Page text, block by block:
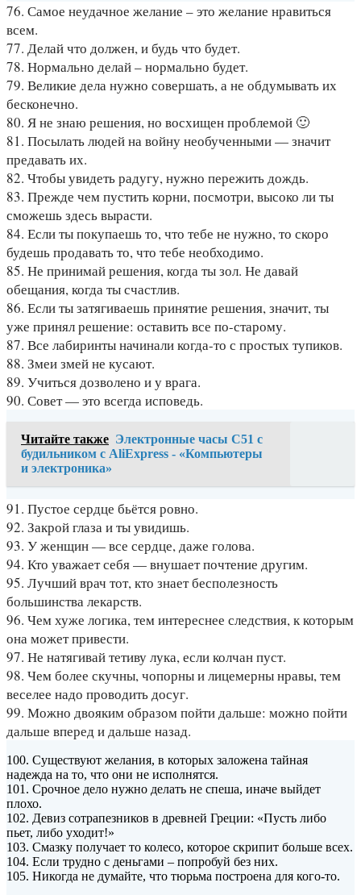
76. Самое неудачное желание – это желание нравиться
всем.
77. Делай что должен, и будь что будет.
78. Нормально делай – нормально будет.
79. Великие дела нужно совершать, а не обдумывать их
бесконечно.
80. Я не знаю решения, но восхищен проблемой 🙂
81. Посылать людей на войну необученными — значит
предавать их.
82. Чтобы увидеть радугу, нужно пережить дождь.
83. Прежде чем пустить корни, посмотри, высоко ли ты
сможешь здесь вырасти.
84. Если ты покупаешь то, что тебе не нужно, то скоро
будешь продавать то, что тебе необходимо.
85. Не принимай решения, когда ты зол. Не давай
обещания, когда ты счастлив.
86. Если ты затягиваешь принятие решения, значит, ты
уже принял решение: оставить все по-старому.
87. Все лабиринты начинали когда-то с простых тупиков.
88. Змеи змей не кусают.
89. Учиться дозволено и у врага.
90. Совет — это всегда исповедь.
Читайте также Электронные часы C51 с
будильником с AliExpress - «Компьютеры
и электроника»
91. Пустое сердце бьётся ровно.
92. Закрой глаза и ты увидишь.
93. У женщин — все сердце, даже голова.
94. Кто уважает себя — внушает почтение другим.
95. Лучший врач тот, кто знает бесполезность
большинства лекарств.
96. Чем хуже логика, тем интереснее следствия, к которым
она может привести.
97. Не натягивай тетиву лука, если колчан пуст.
98. Чем более скучны, чопорны и лицемерны нравы, тем
веселее надо проводить досуг.
99. Можно двояким образом пойти дальше: можно пойти
дальше вперед и дальше назад.
100. Существуют желания, в которых заложена тайная
надежда на то, что они не исполнятся.
101. Срочное дело нужно делать не спеша, иначе выйдет
плохо.
102. Девиз сотрапезников в древней Греции: «Пусть либо
пьет, либо уходит!»
103. Смазку получает то колесо, которое скрипит больше всех.
104. Если трудно с деньгами – попробуй без них.
105. Никогда не думайте, что тюрьма построена для кого-то.